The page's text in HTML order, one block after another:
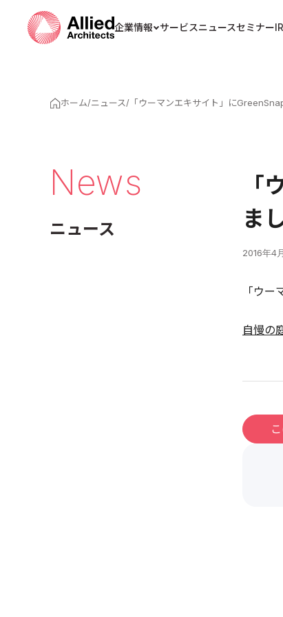
企業情報 サービスニュースセミナー
ホーム/ニュース/ 「ウーマンエキサイト」に
News
ニュース
「
ま
2016年4
「ウー
自慢の